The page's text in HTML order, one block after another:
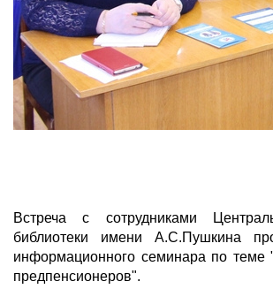
Встреча с сотрудниками
библиотеки имени А.С.Пушкина
информационного семинара по теме
предпенсионеров".